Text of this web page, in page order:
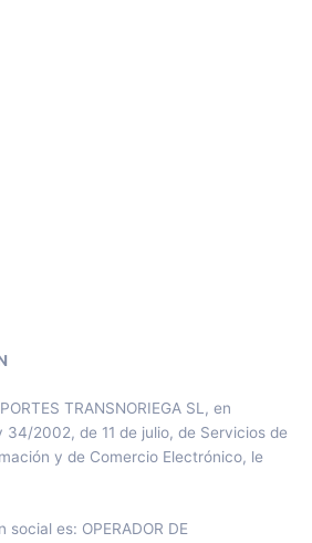
TRANSNORIEGA SL, en
2002, de 11 de julio, de Servicios de
y de Comercio Electrónico, le
social es: OPERADOR DE